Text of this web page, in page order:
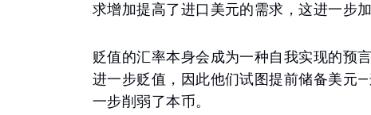
求增加提高了进口美元的需求，这进一步
贬值的汇率本身会成为一种自我实现的预
进一步贬值，因此他们试图提前储备美元
一步削弱了本币。